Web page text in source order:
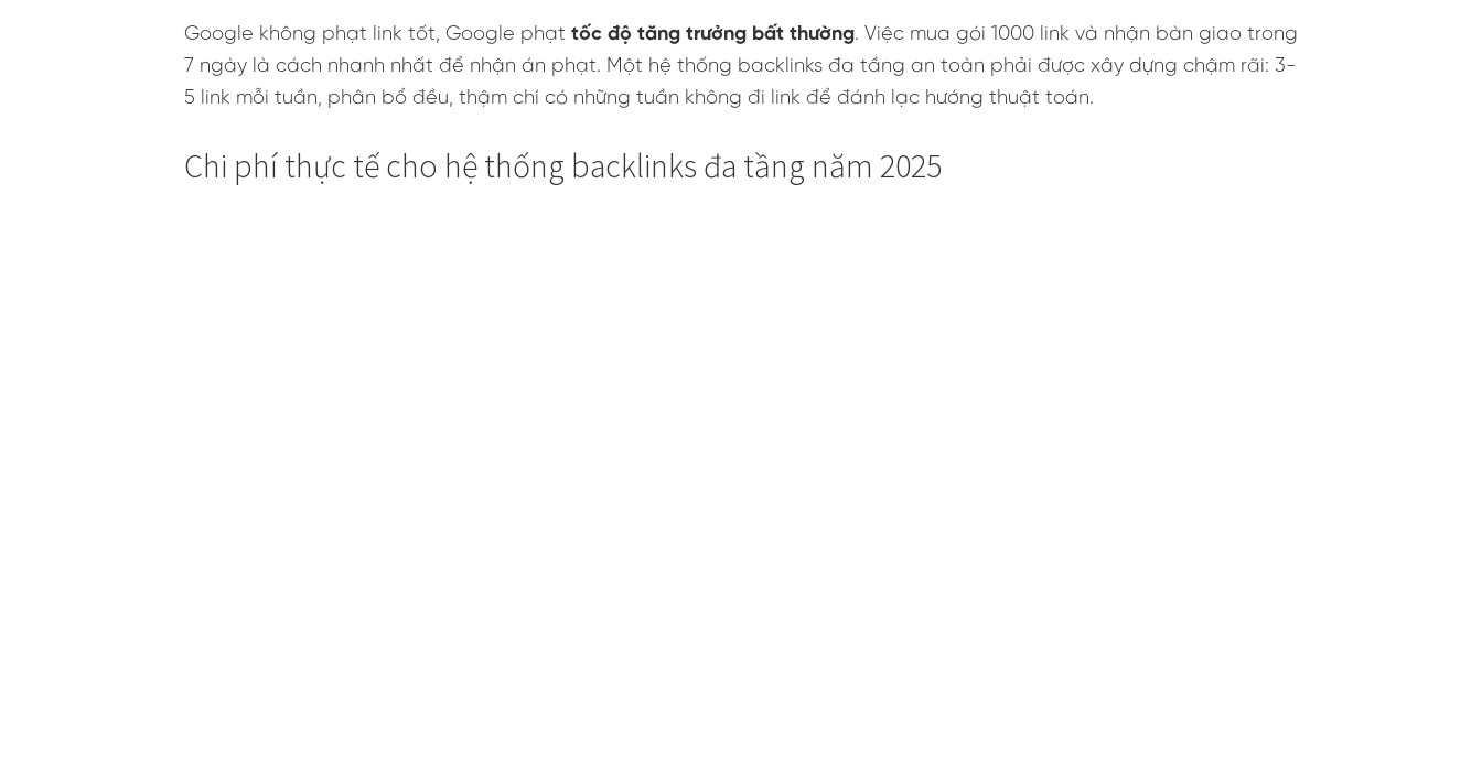
Google không phạt link tốt, Google phạt tốc độ tăng trưởng bất thường. Việc mua gói 1000 link và nhận bàn giao trong
7 ngày là cách nhanh nhất để nhận án phạt. Một hệ thống backlinks đa tầng an toàn phải được xây dựng chậm rãi: 3-
5 link mỗi tuần, phân bổ đều, thậm chí có những tuần không đi link để đánh lạc hướng thuật toán.
Chi phí thực tế cho hệ thống backlinks đa tầng năm 2025